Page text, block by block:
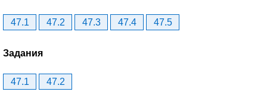
47.1 47.2 47.3 47.4 47.5
Задания
47.1 47.2